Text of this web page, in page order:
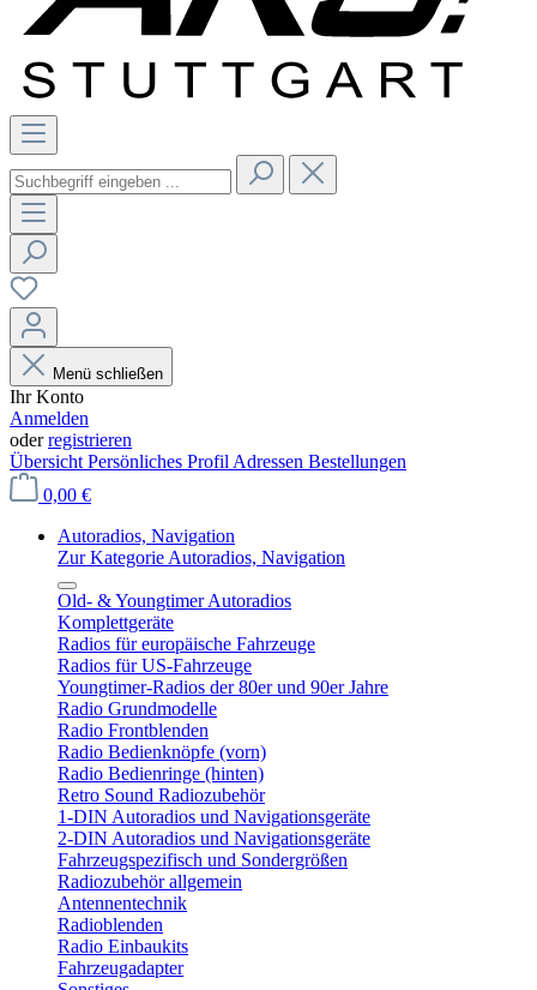
Menü schließen
Ihr Konto
Anmelden
oderregistrieren
Übersicht Persönliches Profil Adressen Bestellungen
0,00 €
Autoradios, Navigation
Zur Kategorie Autoradios, Navigation
Old- & Youngtimer Autoradios
Komplettgeräte
Radios für europäische Fahrzeuge
Radios für US-Fahrzeuge
Youngtimer-Radios der 80er und 90er Jahre
Radio Grundmodelle
Radio Frontblenden
Radio Bedienknöpfe (vorn)
Radio Bedienringe (hinten)
Retro Sound Radiozubehör
1-DIN Autoradios und Navigationsgeräte
2-DIN Autoradios und Navigationsgeräte
Fahrzeugspezifisch und Sondergrößen
Radiozubehör allgemein
Antennentechnik
Radioblenden
Radio Einbaukits
Fahrzeugadapter